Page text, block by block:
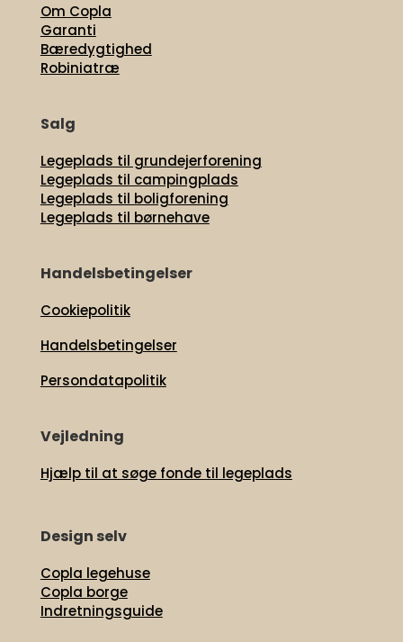
Om Copla
Garanti
Bæredygtighed
Robiniatræ
Salg
Legeplads til grundejerforening
Legeplads til campingplads
Legeplads til boligforening
Legeplads til børnehave
Handelsbetingelser
Cookiepolitik
Handelsbetingelser
Persondatapolitik
Vejledning
Hjælp til at søge fonde til legeplads
Design selv
Copla legehuse
Copla borge
Indretningsguide